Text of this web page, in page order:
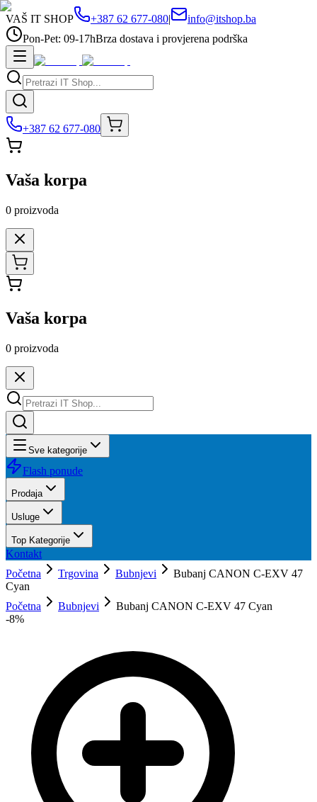
VAŠ IT SHOP +387 62 677-080|
info@itshop.ba
Pon-Pet: 09-17hBrza dostava i provjerena podrška
+387 62 677-080
Vaša korpa
0 proizvoda
Vaša korpa
0 proizvoda
Sve kategorije
Flash ponude
Prodaja
Usluge
Top Kategorije
Kontakt
Početna
Trgovina Bubnjevi
Bubanj CANON C-EXV 47
Cyan
Početna
Bubnjevi
Bubanj CANON C-EXV 47 Cyan
-8%